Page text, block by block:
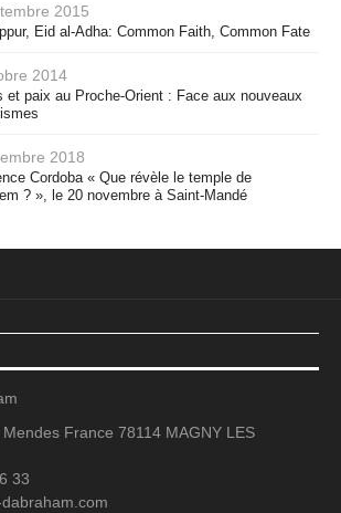
2015
Eid al-Adha: Common Faith, Common Fate
2014
et paix au Proche-Orient : Face aux nouveaux
2018
Cordoba « Que révèle le temple de
? », le 20 novembre à Saint-Mandé
France 78114 MAGNY LES
33